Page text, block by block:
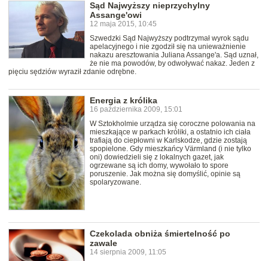
Sąd Najwyższy nieprzychylny
Assange'owi
12 maja 2015, 10:45
Szwedzki Sąd Najwyższy podtrzymał wyrok sądu
apelacyjnego i nie zgodził się na unieważnienie
nakazu aresztowania Juliana Assange'a. Sąd uznał,
że nie ma powodów, by odwoływać nakaz. Jeden z
pięciu sędziów wyraził zdanie odrębne.
Energia z królika
16 października 2009, 15:01
W Sztokholmie urządza się coroczne polowania na
mieszkające w parkach króliki, a ostatnio ich ciała
trafiają do ciepłowni w Karlskodze, gdzie zostają
spopielone. Gdy mieszkańcy Värmland (i nie tylko
oni) dowiedzieli się z lokalnych gazet, jak
ogrzewane są ich domy, wywołało to spore
poruszenie. Jak można się domyślić, opinie są
spolaryzowane.
Czekolada obniża śmiertelność po
zawale
14 sierpnia 2009, 11:05